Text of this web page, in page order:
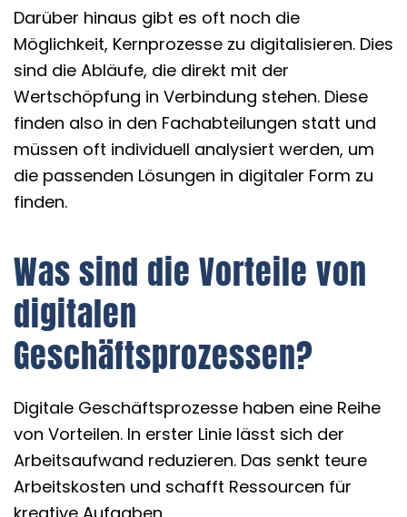
Darüber hinaus gibt es oft noch die
Möglichkeit, Kernprozesse zu digitalisieren. Dies
sind die Abläufe, die direkt mit der
Wertschöpfung in Verbindung stehen. Diese
finden also in den Fachabteilungen statt und
müssen oft individuell analysiert werden, um
die passenden Lösungen in digitaler Form zu
finden.
Was sind die Vorteile von
digitalen
Geschäftsprozessen?
Digitale Geschäftsprozesse haben eine Reihe
von Vorteilen. In erster Linie lässt sich der
Arbeitsaufwand reduzieren. Das senkt teure
Arbeitskosten und schafft Ressourcen für